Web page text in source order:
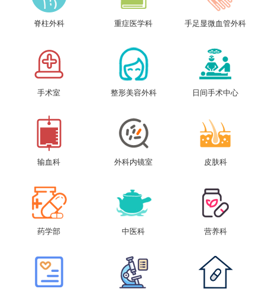
脊柱外科 重症医学科 手足显微血管外科
手术室 整形美容外科 日间手术中心
输血科 外科内镜室 皮肤科
药学部 中医科 营养科